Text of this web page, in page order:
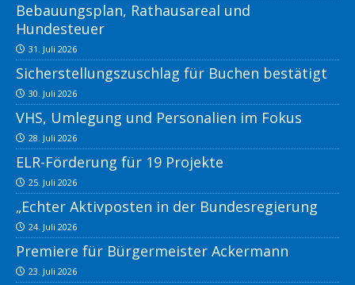
Bebauungsplan, Rathausareal und
Hundesteuer
31. Juli 2026
Sicherstellungszuschlag für Buchen bestätigt
30. Juli 2026
VHS, Umlegung und Personalien im Fokus
28. Juli 2026
ELR-Förderung für 19 Projekte
25. Juli 2026
„Echter Aktivposten in der Bundesregierung
24. Juli 2026
Premiere für Bürgermeister Ackermann
23. Juli 2026